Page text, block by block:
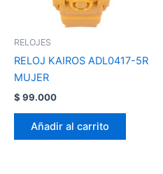
RELOJES
RELOJ KAIROS ADL0417-5R
MUJER
$ 99.000
Añadir al carrito